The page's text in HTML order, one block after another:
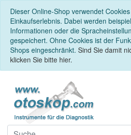
Dieser Online-Shop verwendet
Einkaufserlebnis. Dabei werden
Informationen oder die
gespeichert. Ohne Cookies ist der
Shops eingeschränkt. Sind Sie damit
klicken Sie bitte hier.